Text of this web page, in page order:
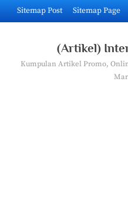
Skip
to
Sitemap Post Sitemap Page
(Artikel)
Kumpulan Artikel Promo,